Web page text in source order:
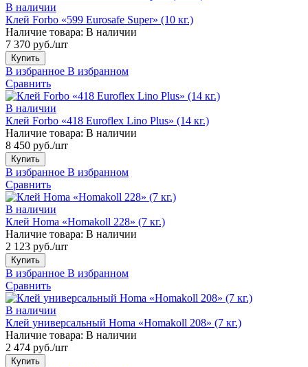
В наличии
Клей Forbo «599 Eurosafe Super» (10 кг.)
Наличие товара: В наличии
7 370 руб./шт
Купить
В избранное В избранном
Сравнить
В наличии
Клей Forbo «418 Euroflex Lino Plus» (14 кг.)
Наличие товара: В наличии
8 450 руб./шт
Купить
В избранное В избранном
Сравнить
В наличии
Клей Homa «Homakoll 228» (7 кг.)
Наличие товара: В наличии
2 123 руб./шт
Купить
В избранное В избранном
Сравнить
В наличии
Клей универсальный Homa «Homakoll 208» (7 кг.)
Наличие товара: В наличии
2 474 руб./шт
Купить